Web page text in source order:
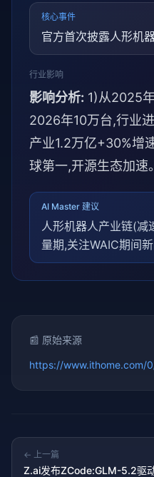
核心事件
官方首次披露人形机
行业影响
影响分析: 1)从2025
2026年10万台,行业
产业1.2万亿+30%增
球第一,开源生态加速。
AI Master 建议
人形机器人产业链(
量期,关注WAIC期间新
📰 原始来源
https://www.ithome.com/
← 上一篇
Z.ai发布ZCode:GLM-5.2驱